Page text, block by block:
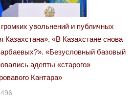
увольнений и публичных
Казахстана». «В Казахстане снова
«Безусловный базовый
адепты «старого»
Кантара»